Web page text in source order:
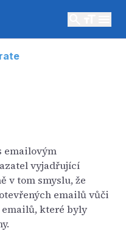
emailovým
vyjadřující
v tom smyslu, že
emailů vůči
emailů, které byly